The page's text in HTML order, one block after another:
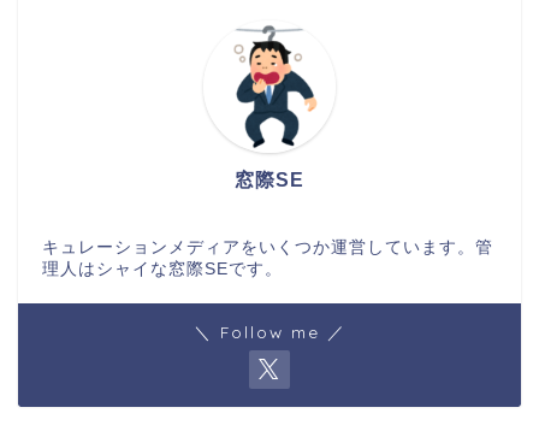
窓際SE
キュレーションメディアをいくつか運営しています。管
理人はシャイな窓際SEです。
＼ Follow me ／